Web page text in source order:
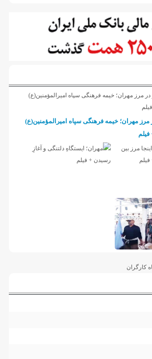
مرز مهران؛ خیمه فرهنگی سپاه امیرالمؤمنین(ع)
فیلم